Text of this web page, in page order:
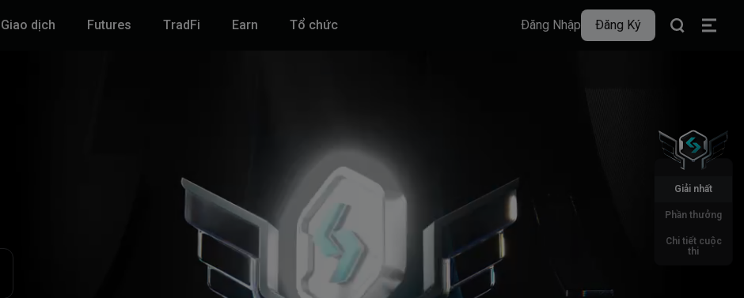
Giao dịch Futures TradFi ‌Earn Tổ chức Đăng Nhập Đăng Ký
Giải nhất
Phần thưởng
Chi tiết cuộc
thi